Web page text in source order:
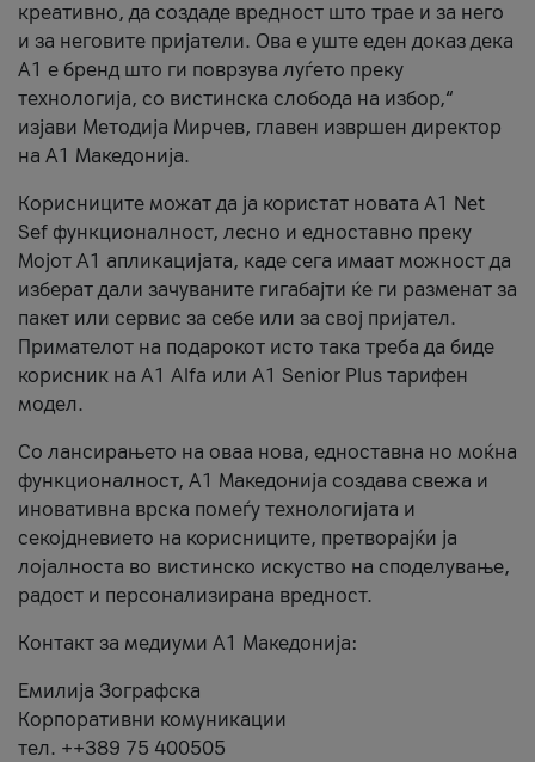
креативно, да создаде вредност што трае и за него
и за неговите пријатели. Ова е уште еден доказ дека
А1 е бренд што ги поврзува луѓето преку
технологија, со вистинска слобода на избор,“
изјави Методија Мирчев, главен извршен директор
на А1 Македонија.
Корисниците можат да ја користат новата А1 Net
Sef функционалност, лесно и едноставно преку
Мојот А1 апликацијата, каде сега имаат можност да
изберат дали зачуваните гигабајти ќе ги разменат за
пакет или сервис за себе или за свој пријател.
Примателот на подарокот исто така треба да биде
корисник на А1 Alfa или A1 Senior Plus тарифен
модел.
Со лансирањето на оваа нова, едноставна но моќна
функционалност, А1 Македонија создава свежа и
иновативна врска помеѓу технологијата и
секојдневието на корисниците, претворајќи ја
лојалноста во вистинско искуство на споделување,
радост и персонализирана вредност.
Контакт за медиуми А1 Македонија:
Емилија Зографска
Корпоративни комуникации
тел. ++389 75 400505